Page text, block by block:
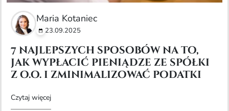
Maria Kotaniec
23.09.2025
7 najlepszych sposobów na to,
jak wypłacić pieniądze ze spółki
z o.o. i zminimalizować podatki
Czytaj więcej